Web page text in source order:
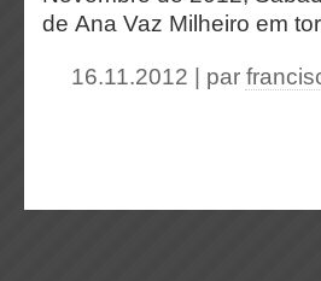
de Ana Vaz Milheiro em
16.11.2012 | par